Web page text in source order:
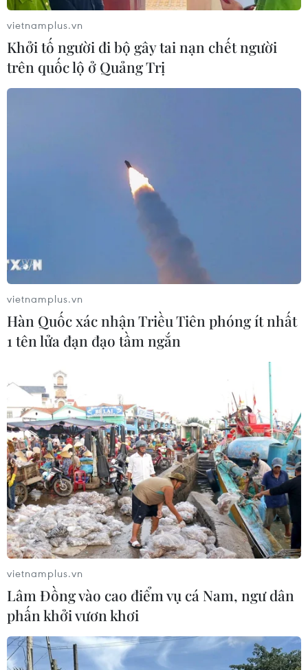
vietnamplus.vn
Khởi tố người đi bộ gây tai nạn chết người
trên quốc lộ ở Quảng Trị
vietnamplus.vn
Hàn Quốc xác nhận Triều Tiên phóng ít nhất
1 tên lửa đạn đạo tầm ngắn
vietnamplus.vn
Lâm Đồng vào cao điểm vụ cá Nam, ngư dân
phấn khởi vươn khơi